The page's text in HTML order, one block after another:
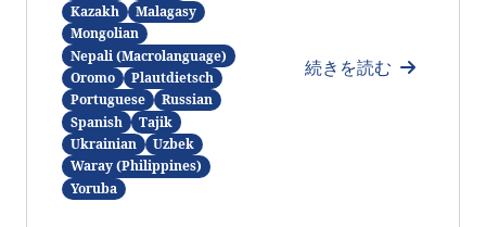
Kazakh
Malagasy
Mongolian
Nepali (Macrolanguage)
Oromo
Plautdietsch
Portuguese
Russian
Spanish
Tajik
Ukrainian
Uzbek
Waray (Philippines)
Yoruba
続きを読む